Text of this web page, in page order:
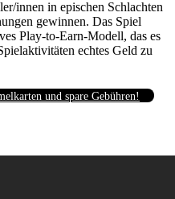
innen in epischen Schlachten
gewinnen. Das Spiel
Play-to-Earn-Modell, das es
echtes Geld zu
und spare Gebühren!